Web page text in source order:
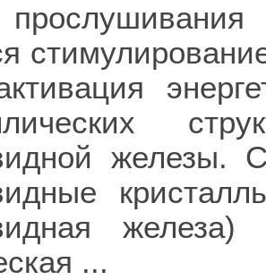
железы. С
железа)
...